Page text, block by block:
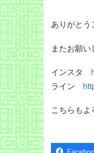
ありがとう
またお願い
インスタ
ライン
こちらもよ